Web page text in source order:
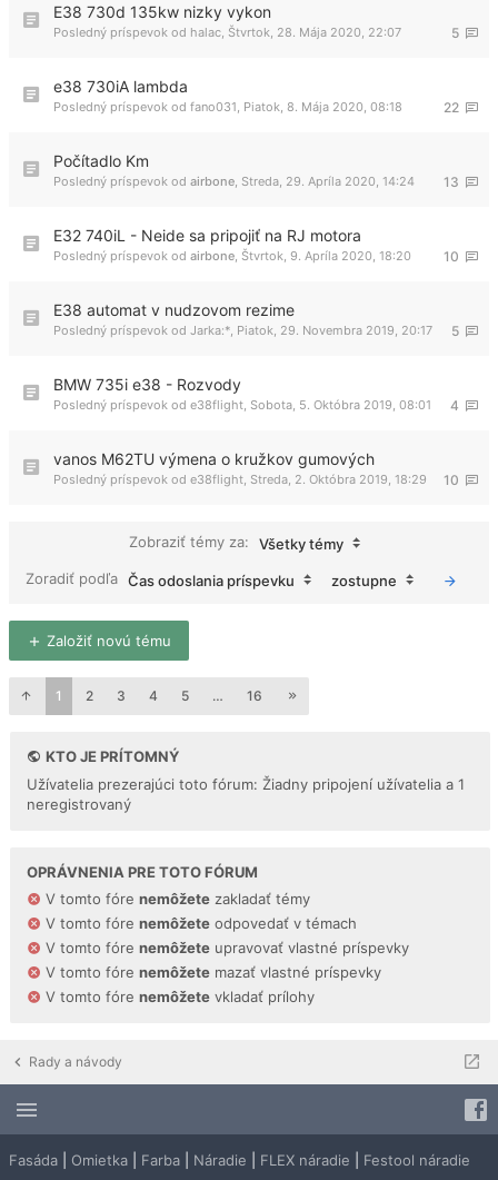
E38 730d 135kw nizky vykon
5
Posledný príspevok od halac Štvrtok, 28. Mája 2020, 22:07
e38 730iA lambda
22
Posledný príspevok od fano031 Piatok, 8. Mája 2020, 08:18
Počítadlo Km
13
Posledný príspevok od airbone Streda, 29. Apríla 2020, 14:24
E32 740iL - Neide sa pripojiť na RJ motora
10
Posledný príspevok od airbone Štvrtok, 9. Apríla 2020, 18:20
E38 automat v nudzovom rezime
5
Posledný príspevok od Jarka:* Piatok, 29. Novembra 2019, 20:17
BMW 735i e38 - Rozvody
4
Posledný príspevok od e38flight Sobota, 5. Októbra 2019, 08:01
vanos M62TU výmena o kružkov gumových
10
Posledný príspevok od e38flight Streda, 2. Októbra 2019, 18:29
Zobraziť témy za:
Všetky témy
Zoradiť podľa Čas odoslania príspevku zostupne
Založiť novú tému
1 2 3 4 5 … 16
KTO JE PRÍTOMNÝ
Užívatelia prezerajúci toto fórum: Žiadny pripojení užívatelia a 1
neregistrovaný
OPRÁVNENIA PRE TOTO FÓRUM
V tomto fóre nemôžete zakladať témy
V tomto fóre nemôžete odpovedať v témach
V tomto fóre nemôžete upravovať vlastné príspevky
V tomto fóre nemôžete mazať vlastné príspevky
V tomto fóre nemôžete vkladať prílohy
Rady a návody
Fasáda Omietka Farba Náradie FLEX náradie
Festool náradie